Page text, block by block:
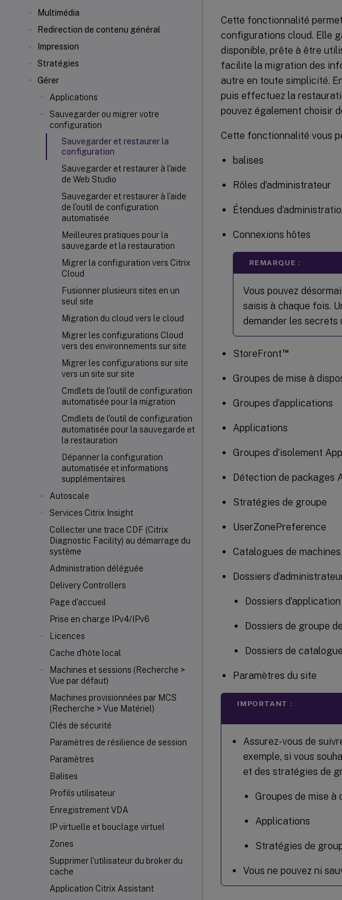
Multimédia
Redirection de contenu général
Impression
Stratégies
Gérer
Applications
Sauvegarder ou migrer votre
configuration
Sauvegarder et restaurer la
configuration
Sauvegarder et restaurer à l'aide
de Web Studio
Sauvegarder et restaurer à l'aide
de l'outil de configuration
automatisée
Meilleures pratiques pour la
sauvegarde et la restauration
Migrer la configuration vers Citrix
Cloud
Fusionner plusieurs sites en un
seul site
Migration du cloud vers le cloud
Migrer les configurations Cloud
vers des environnements sur site
Migrer les configurations sur site
vers un site sur site
Cmdlets de l'outil de configuration
automatisée pour la migration
Cmdlets de l'outil de configuration
automatisée pour la sauvegarde et
la restauration
Dépanner la configuration
automatisée et informations
supplémentaires
Autoscale
Services Citrix Insight
Collecter une trace CDF (Citrix
Diagnostic Facility) au démarrage du
système
Administration déléguée
Delivery Controllers
Page d'accueil
Prise en charge IPv4/IPv6
Licences
Cache d'hôte local
Machines et sessions (Recherche >
Vue par défaut)
Machines provisionnées par MCS
(Recherche > Vue Matériel)
Clés de sécurité
Paramètres de résilience de session
Paramètres
Balises
Profils utilisateur
Enregistrement VDA
IP virtuelle et bouclage virtuel
Zones
Supprimer l'utilisateur du broker du
cache
Application Citrix Assistant
Cette fonctionnalité
configurations cloud. Elle
disponible, prête à être
facilite la migration des
autre en toute simplicité.
puis effectuez la
pouvez également choisir
Cette fonctionnalité vous
balises
Rôles d’administrateur
Étendues
Connexions hôtes
REMARQUE :
Vous pouvez
saisis à chaque fois.
demander les secrets
StoreFront™
Groupes de mise à
Groupes d’applications
Applications
Groupes d’isolement
Détection de packages
Stratégies de groupe
UserZonePreference
Catalogues de
Dossiers
Dossiers d’application
Dossiers de groupe
Dossiers de
Paramètres du site
IMPORTANT :
Assurez-vous de
exemple, si vous
et des stratégies de
Groupes de mise à
Applications
Stratégies de
Vous ne pouvez ni